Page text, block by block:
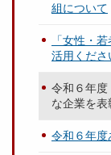
組について
「女性・
活用くださ
令和６年
な企業を
令和６年度